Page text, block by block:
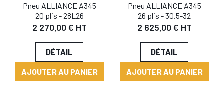
Pneu ALLIANCE A345
20 plis - 28L26
2 270,00 € HT
DÉTAIL
AJOUTER AU PANIER
Pneu ALLIANCE A345
26 plis - 30.5-32
2 625,00 € HT
DÉTAIL
AJOUTER AU PANIER